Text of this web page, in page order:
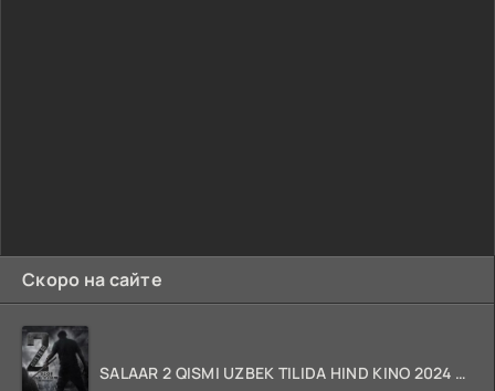
Скоро на сайте
SALAAR 2 QISMI UZBEK TILIDA HIND KINO 2024 TARJIMA 720p HD Skachat